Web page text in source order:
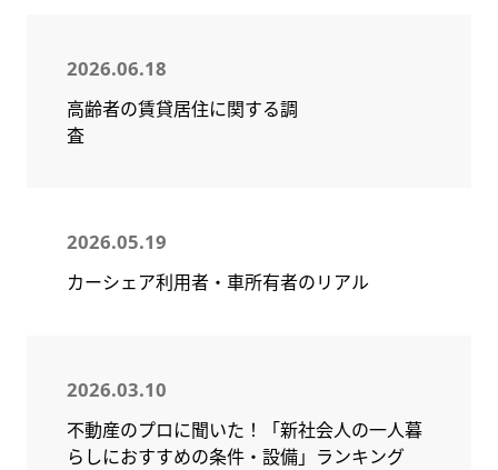
2026.06.18
高齢者の賃貸居住に関する調
査
2026.05.19
カーシェア利用者・車所有者のリアル
2026.03.10
不動産のプロに聞いた！「新社会人の一人暮
らしにおすすめの条件・設備」ランキング